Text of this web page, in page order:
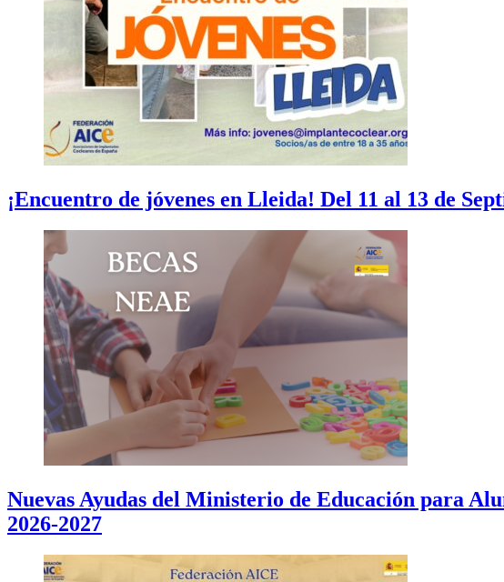
¡Encuentro de jóvenes en Lleida! Del 11 al 13 de
Nuevas Ayudas del Ministerio de Educación para
2026-2027